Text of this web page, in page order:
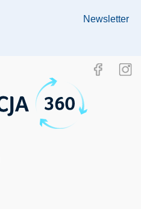
Newsletter